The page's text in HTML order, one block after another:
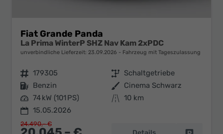
Fiat Grande Panda
La Prima WinterP SHZ Nav Kam 2xPDC
unverbindliche Lieferzeit: 23.09.2026 Fahrzeug mit Tageszulassung
Fahrzeugnr. 179305 Getriebe Schaltgetriebe
Kraftstoff Benzin Außenfarbe Cinema Schwarz
Leistung 74 kW (101 PS) Kilometerstand 10 km
15.05.2026
24.490,– €